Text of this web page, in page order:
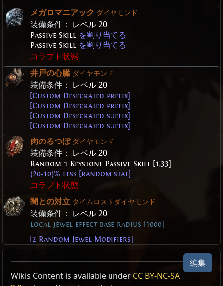
メガロマニアック ダイヤモンド
装備条件： レベル 20
Passive Skill を割り当てる
Passive Skill を割り当てる
コラプト状態
井戸の心臓 ダイヤモンド
装備条件： レベル 20
[Custom Desecrated prefix]
[Custom Desecrated prefix]
[Custom Desecrated suffix]
[Custom Desecrated suffix]
肉のるつぼ ダイヤモンド
装備条件： レベル 20
Random 1 Keystone Passive Skill [1,33]
(20-10)% less [random stat]
コラプト状態
闇との対立 タイムロストダイヤモンド
装備条件： レベル 20
local jewel effect base radius [1000]
[2 Random Jewel Modifiers]
ジュエル
ジュエル
編集
Wikis Content is available under CC BY-NC-SA